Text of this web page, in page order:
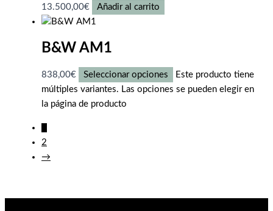
13.500,00€ Añadir al carrito
B&W AM1
838,00€ Seleccionar opciones
Este producto tiene
múltiples variantes. Las opciones se pueden elegir en
la página de producto
2
→